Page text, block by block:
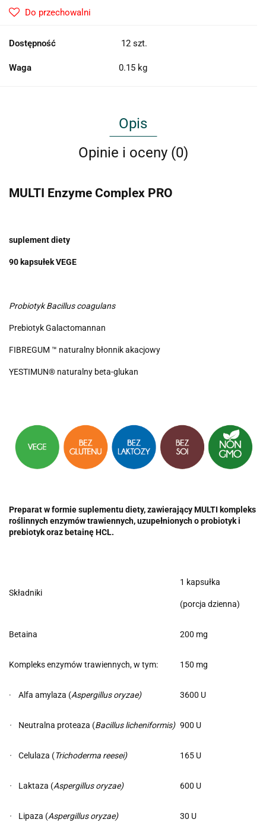
Do przechowalni
Dostępność 12 szt.
Waga 0.15 kg
Opis
Opinie i oceny (0)
MULTI Enzyme Complex PRO
suplement diety
90 kapsułek VEGE
ProbiotykBacillus coagulans
Prebiotyk Galactomannan
FIBREGUM ™ naturalny błonnik akacjowy
YESTIMUN® naturalny beta-glukan
Preparat w formie suplementu diety, zawierający MULTI kompleks
roślinnych enzymów trawiennych, uzupełnionych o probiotyk i
prebiotyk oraz betainę HCL.
Składniki
1 kapsułka
(porcja dzienna)
Betaina 200 mg
Kompleks enzymów trawiennych, w tym: 150 mg
· Alfa amylaza (Aspergillus oryzae) 3600 U
· Neutralna proteaza (Bacillus licheniformis) 900 U
· Celulaza (Trichoderma reesei) 165 U
· Laktaza (Aspergillus oryzae) 600 U
· Lipaza (Aspergillus oryzae) 30 U